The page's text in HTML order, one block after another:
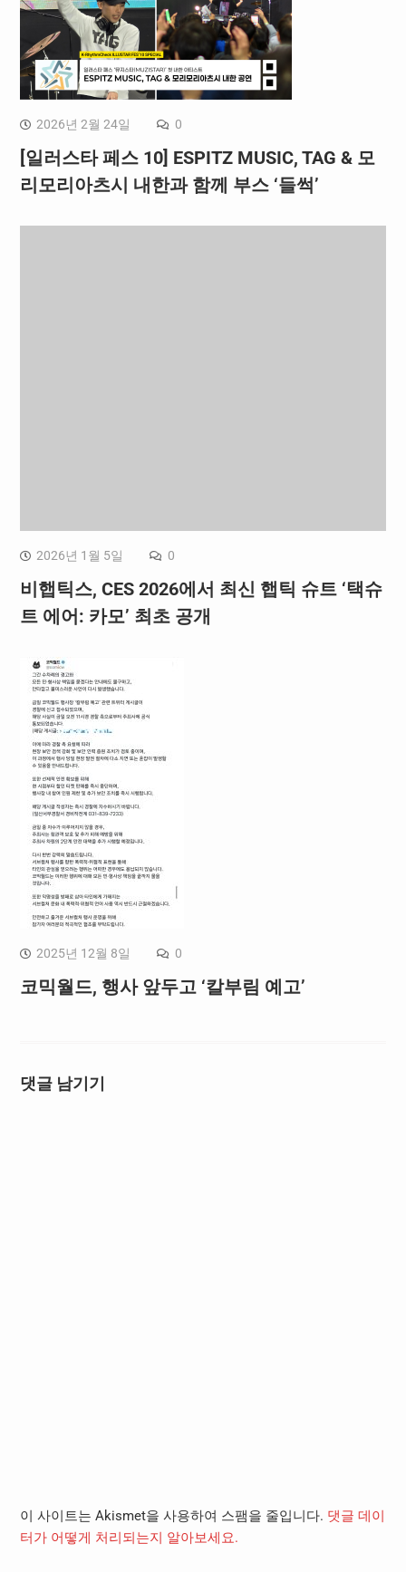
2026년 2월 24일 0
[일러스타 페스 10] ESPITZ MUSIC, TAG & 모
리모리아츠시 내한과 함께 부스 ‘들썩’
2026년 1월 5일 0
비햅틱스, CES 2026에서 최신 햅틱 슈트 ‘택슈
트 에어: 카모’ 최초 공개
2025년 12월 8일 0
코믹월드, 행사 앞두고 ‘칼부림 예고’
댓글 남기기
이 사이트는 Akismet을 사용하여 스팸을 줄입니다. 댓글 데이
터가 어떻게 처리되는지 알아보세요.